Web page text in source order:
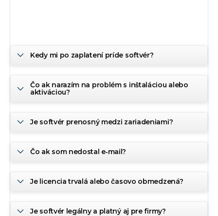
Kedy mi po zaplatení príde softvér?
Čo ak narazím na problém s inštaláciou alebo
aktiváciou?
Je softvér prenosný medzi zariadeniami?
Čo ak som nedostal e‑mail?
Je licencia trvalá alebo časovo obmedzená?
Je softvér legálny a platný aj pre firmy?